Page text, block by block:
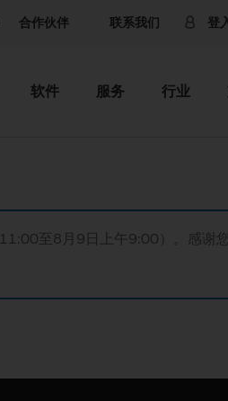
合作伙伴 联系我们 登
软件 服务 行业
至8月9日上午9:00）。感谢您